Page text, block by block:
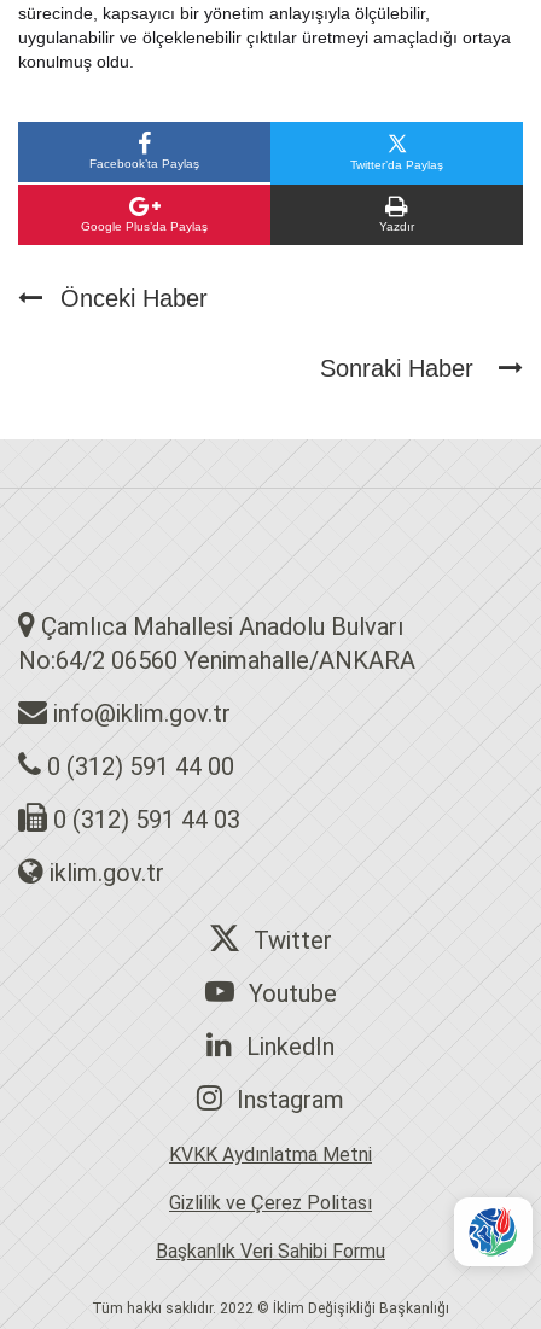
sürecinde, kapsayıcı bir yönetim anlayışıyla ölçülebilir,
uygulanabilir ve ölçeklenebilir çıktılar üretmeyi amaçladığı ortaya
konulmuş oldu.
Facebook’ta Paylaş Twitter’da Paylaş
Google Plus’da Paylaş Yazdır
Önceki Haber
Sonraki Haber
Çamlıca Mahallesi Anadolu Bulvarı
No:64/2 06560 Yenimahalle/ANKARA
info@iklim.gov.tr
0 (312) 591 44 00
0 (312) 591 44 03
iklim.gov.tr
Twitter
Youtube
LinkedIn
Instagram
KVKK Aydınlatma Metni
Gizlilik ve Çerez Politası
Başkanlık Veri Sahibi Formu
Tüm hakkı saklıdır. 2022 © İklim Değişikliği Başkanlığı